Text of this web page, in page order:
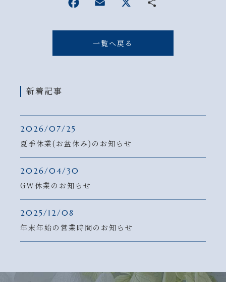
一覧へ戻る
新着記事
2026/07/25
夏季休業(お盆休み)のお知らせ
2026/04/30
GW休業のお知らせ
2025/12/08
年末年始の営業時間のお知らせ